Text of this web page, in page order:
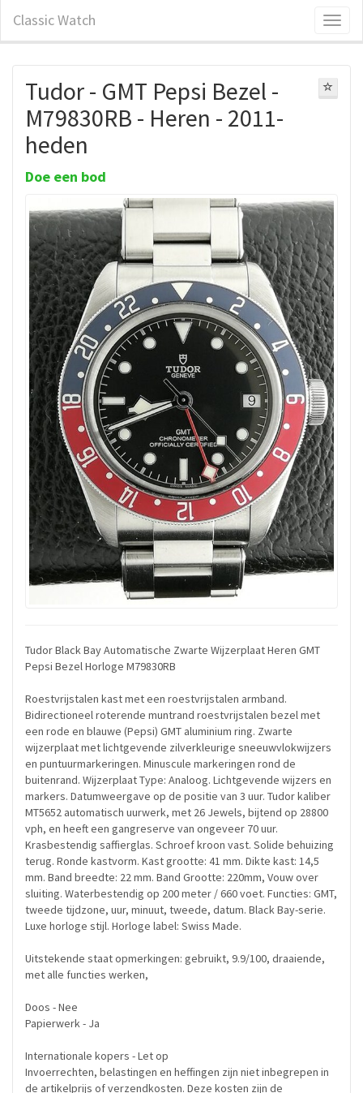
Classic Watch
Tudor - GMT Pepsi Bezel -
M79830RB - Heren - 2011-
heden
Doe een bod
Tudor Black Bay Automatische Zwarte Wijzerplaat Heren GMT
Pepsi Bezel Horloge M79830RB
Roestvrijstalen kast met een roestvrijstalen armband.
Bidirectioneel roterende muntrand roestvrijstalen bezel met
een rode en blauwe (Pepsi) GMT aluminium ring. Zwarte
wijzerplaat met lichtgevende zilverkleurige sneeuwvlokwijzers
en puntuurmarkeringen. Minuscule markeringen rond de
buitenrand. Wijzerplaat Type: Analoog. Lichtgevende wijzers en
markers. Datumweergave op de positie van 3 uur. Tudor kaliber
MT5652 automatisch uurwerk, met 26 Jewels, bijtend op 28800
vph, en heeft een gangreserve van ongeveer 70 uur.
Krasbestendig saffierglas. Schroef kroon vast. Solide behuizing
terug. Ronde kastvorm. Kast grootte: 41 mm. Dikte kast: 14,5
mm. Band breedte: 22 mm. Band Grootte: 220mm, Vouw over
sluiting. Waterbestendig op 200 meter / 660 voet. Functies: GMT,
tweede tijdzone, uur, minuut, tweede, datum. Black Bay-serie.
Luxe horloge stijl. Horloge label: Swiss Made.
Uitstekende staat opmerkingen: gebruikt, 9.9/100, draaiende,
met alle functies werken,
Doos - Nee
Papierwerk - Ja
Internationale kopers - Let op
Invoerrechten, belastingen en heffingen zijn niet inbegrepen in
de artikelprijs of verzendkosten. Deze kosten zijn de